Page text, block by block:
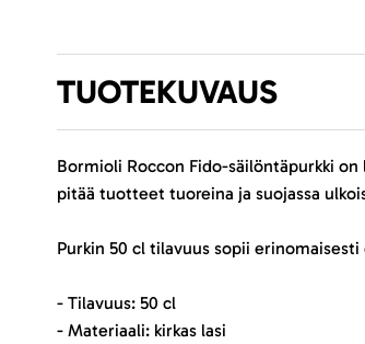
TUOTEKUVAUS
Bormioli Roccon Fido-säilöntäpurkki
pitää tuotteet tuoreina ja suojassa
Purkin 50 cl tilavuus sopii
- Tilavuus: 50 cl
- Materiaali: kirkas lasi